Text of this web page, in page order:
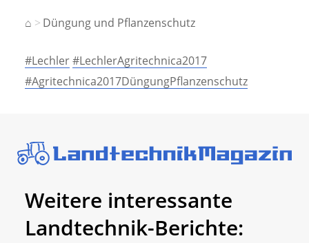
⌂ Düngung und Pflanzenschutz
#Lechler#LechlerAgritechnica2017
#Agritechnica2017DüngungPflanzenschutz
Weitere interessante
Landtechnik-Berichte: